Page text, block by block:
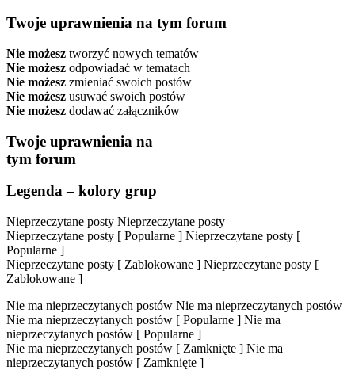
Twoje uprawnienia na tym forum
Nie możesz tworzyć nowych tematów
Nie możesz odpowiadać w tematach
Nie możesz zmieniać swoich postów
Nie możesz usuwać swoich postów
Nie możesz dodawać załączników
Twoje uprawnienia na
tym forum
Legenda – kolory grup
Nieprzeczytane posty Nieprzeczytane posty
Nieprzeczytane posty [ Popularne ] Nieprzeczytane posty [
Popularne ]
Nieprzeczytane posty [ Zablokowane ] Nieprzeczytane posty [
Zablokowane ]
Nie ma nieprzeczytanych postów Nie ma nieprzeczytanych postów
Nie ma nieprzeczytanych postów [ Popularne ] Nie ma
nieprzeczytanych postów [ Popularne ]
Nie ma nieprzeczytanych postów [ Zamknięte ] Nie ma
nieprzeczytanych postów [ Zamknięte ]